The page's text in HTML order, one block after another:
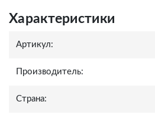
Характеристики
Артикул:
Производитель:
Страна: